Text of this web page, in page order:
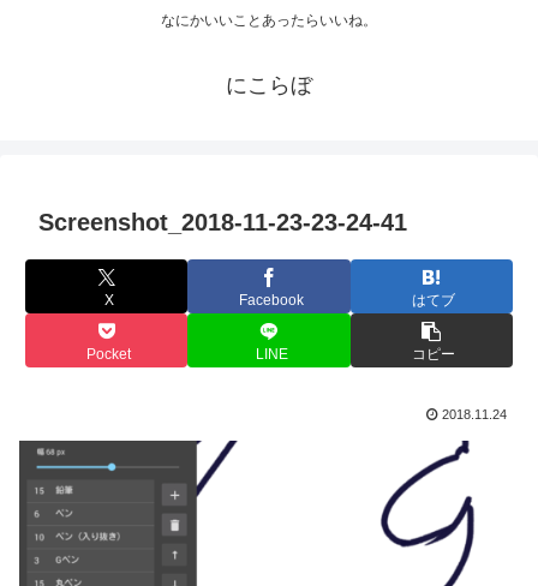
なにかいいことあったらいいね。
にこらぼ
Screenshot_2018-11-23-23-24-41
X Facebook はてブ
Pocket LINE コピー
2018.11.24